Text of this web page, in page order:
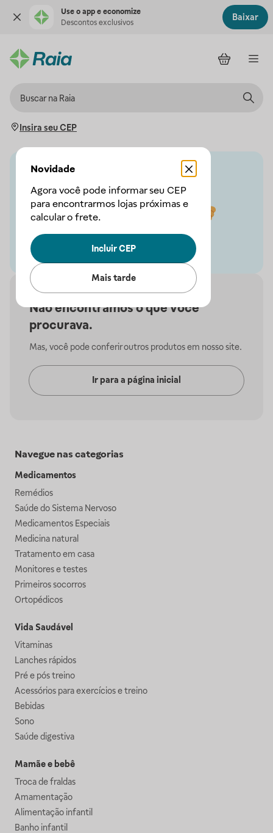
Use o app e economize
Descontos exclusivos
Baixar
Insira seu CEP
Novidade
Agora você pode informar seu CEP
para encontrarmos lojas próximas e
calcular o frete.
Incluir CEP
Mais tarde
Não encontramos o que você
procurava.
Mas, você pode conferir outros produtos em nosso site.
Ir para a página inicial
Navegue nas categorias
Medicamentos
Remédios
Saúde do Sistema Nervoso
Medicamentos Especiais
Medicina natural
Tratamento em casa
Monitores e testes
Primeiros socorros
Ortopédicos
Vida Saudável
Vitaminas
Lanches rápidos
Pré e pós treino
Acessórios para exercícios e treino
Bebidas
Sono
Saúde digestiva
Mamãe e bebê
Troca de fraldas
Amamentação
Alimentação infantil
Banho infantil